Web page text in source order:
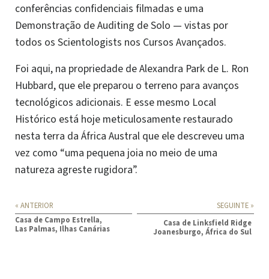
conferências confidenciais filmadas e uma
Demonstração de Auditing de Solo — vistas por
todos os Scientologists nos Cursos Avançados.
Foi aqui, na propriedade de Alexandra Park de L. Ron
Hubbard, que ele preparou o terreno para avanços
tecnológicos adicionais. E esse mesmo Local
Histórico está hoje meticulosamente restaurado
nesta terra da África Austral que ele descreveu uma
vez como “uma pequena joia no meio de uma
natureza agreste rugidora”.
« ANTERIOR
Casa de Campo Estrella,
Las Palmas, Ilhas Canárias
SEGUINTE »
Casa de Linksfield Ridge
Joanesburgo, África do Sul